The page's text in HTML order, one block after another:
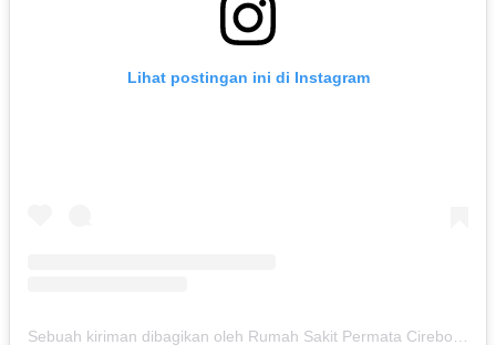
Lihat postingan ini di Instagram